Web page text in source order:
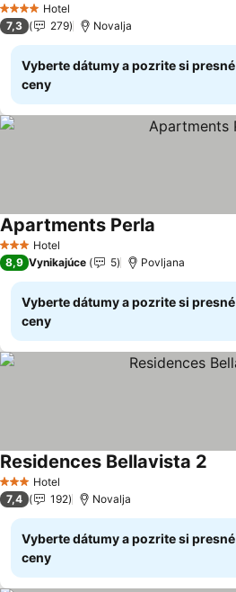
4 Počet hviezdičiek
Hotel
7,3 279 Novalja
Vyberte dátumy a pozrite si presné
ceny
3 Počet hviezdičiek
Hotel
Apartments Perla
8,9 Vynikajúce 5 Povljana
Vyberte dátumy a pozrite si presné
ceny
3 Počet hviezdičiek
Hotel
Residences Bellavista 2
7,4 192 Novalja
Vyberte dátumy a pozrite si presné
ceny